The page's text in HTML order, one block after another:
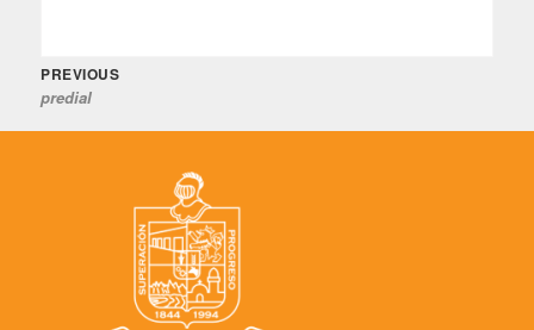
Navegación
de
entradas
PREVIOUSPrevious
predial